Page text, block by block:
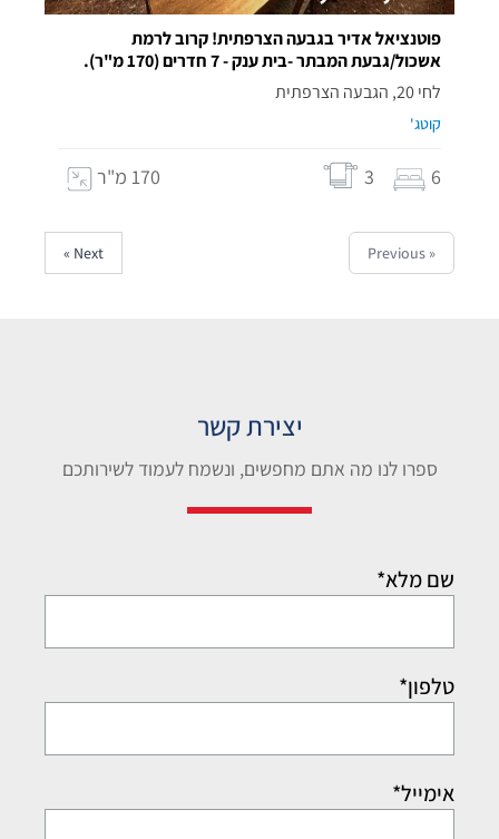
פוטנציאל אדיר בגבעה הצרפתית! קרוב לרמת
אשכול/גבעת המבתר -בית ענק - 7 חדרים (170 מ"ר).
לחי 20, הגבעה הצרפתית
קוטג'
6
3 170 מ"ר
« Previous
Next »
יצירת קשר
ספרו לנו מה אתם מחפשים, ונשמח לעמוד לשירותכם
שם מלא*
טלפון*
אימייל*